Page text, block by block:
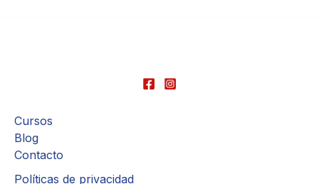
Cursos
Blog
Contacto
Políticas de privacidad